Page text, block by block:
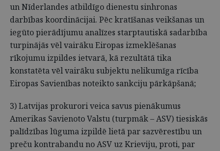
un Nīderlandes atbildīgo dienestu sinhronas
darbības koordinācijai. Pēc kratīšanas veikšanas un
iegūto pierādījumu analīzes starptautiskā sadarbība
turpinājās vēl vairāku Eiropas izmeklēšanas
rīkojumu izpildes ietvarā, kā rezultātā tika
konstatēta vēl vairāku subjektu nelikumīga rīcība
Eiropas Savienības noteikto sankciju pārkāpšanā;
3) Latvijas prokurori veica savus pienākumus
Amerikas Savienoto Valstu (turpmāk – ASV) tiesiskās
palīdzības lūguma izpildē lietā par sazvērestību un
preču kontrabandu no ASV uz Krieviju, proti, par